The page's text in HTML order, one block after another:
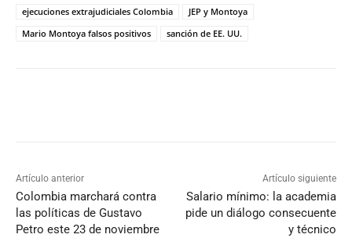
ejecuciones extrajudiciales Colombia
JEP y Montoya
Mario Montoya falsos positivos
sanción de EE. UU.
Artículo anterior
Colombia marchará contra
las políticas de Gustavo
Petro este 23 de noviembre
Artículo siguiente
Salario mínimo: la academia
pide un diálogo consecuente
y técnico